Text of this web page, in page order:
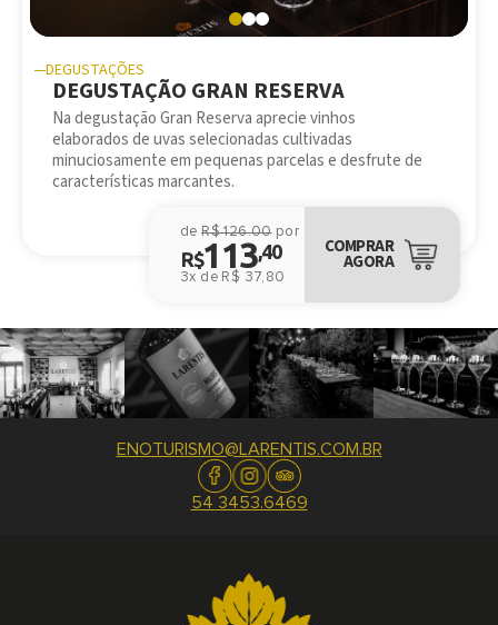
DEGUSTAÇÕES
DEGUSTAÇÃO GRAN RESERVA
Na degustação Gran Reserva aprecie vinhos
elaborados de uvas selecionadas cultivadas
minuciosamente em pequenas parcelas e desfrute de
características marcantes.
deR$ 126.00por
R$113,40
3x de R$ 37,80
COMPRAR
AGORA
ENOTURISMO@LARENTIS.COM.BR
54 3453.6469